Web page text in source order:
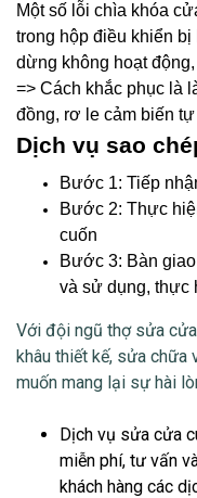
Một số lỗi chìa khóa
trong hộp điều khiển
dừng không hoạt
=> Cách khắc phục là
đồng, rơ le cảm biến
Dịch vụ sao
Bước 1: Tiếp
Bước 2: Thực
cuốn
Bước 3: Bàn
và sử dụng, thực
Với đội ngũ thợ sửa
khâu thiết kế, sửa chữa
muốn mang lại sự hài
Dịch vụ sửa cửa
miễn phí, tư vấn
khách hàng các